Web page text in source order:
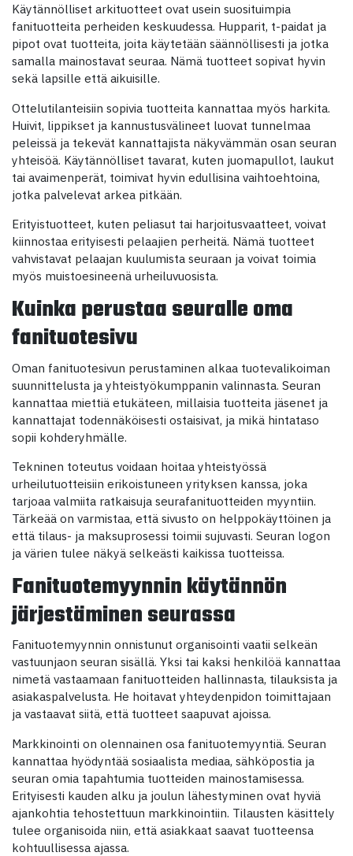
Käytännölliset arkituotteet ovat usein suosituimpia
fanituotteita perheiden keskuudessa. Hupparit, t-paidat ja
pipot ovat tuotteita, joita käytetään säännöllisesti ja jotka
samalla mainostavat seuraa. Nämä tuotteet sopivat hyvin
sekä lapsille että aikuisille.
Ottelutilanteisiin sopivia tuotteita kannattaa myös harkita.
Huivit, lippikset ja kannustusvälineet luovat tunnelmaa
peleissä ja tekevät kannattajista näkyvämmän osan seuran
yhteisöä. Käytännölliset tavarat, kuten juomapullot, laukut
tai avaimenperät, toimivat hyvin edullisina vaihtoehtoina,
jotka palvelevat arkea pitkään.
Erityistuotteet, kuten peliasut tai harjoitusvaatteet, voivat
kiinnostaa erityisesti pelaajien perheitä. Nämä tuotteet
vahvistavat pelaajan kuulumista seuraan ja voivat toimia
myös muistoesineenä urheiluvuosista.
Kuinka perustaa seuralle oma
fanituotesivu
Oman fanituotesivun perustaminen alkaa tuotevalikoiman
suunnittelusta ja yhteistyökumppanin valinnasta. Seuran
kannattaa miettiä etukäteen, millaisia tuotteita jäsenet ja
kannattajat todennäköisesti ostaisivat, ja mikä hintataso
sopii kohderyhmälle.
Tekninen toteutus voidaan hoitaa yhteistyössä
urheilutuotteisiin erikoistuneen yrityksen kanssa, joka
tarjoaa valmiita ratkaisuja seurafanituotteiden myyntiin.
Tärkeää on varmistaa, että sivusto on helppokäyttöinen ja
että tilaus- ja maksuprosessi toimii sujuvasti. Seuran logon
ja värien tulee näkyä selkeästi kaikissa tuotteissa.
Fanituotemyynnin käytännön
järjestäminen seurassa
Fanituotemyynnin onnistunut organisointi vaatii selkeän
vastuunjaon seuran sisällä. Yksi tai kaksi henkilöä kannattaa
nimetä vastaamaan fanituotteiden hallinnasta, tilauksista ja
asiakaspalvelusta. He hoitavat yhteydenpidon toimittajaan
ja vastaavat siitä, että tuotteet saapuvat ajoissa.
Markkinointi on olennainen osa fanituotemyyntiä. Seuran
kannattaa hyödyntää sosiaalista mediaa, sähköpostia ja
seuran omia tapahtumia tuotteiden mainostamisessa.
Erityisesti kauden alku ja joulun lähestyminen ovat hyviä
ajankohtia tehostettuun markkinointiin. Tilausten käsittely
tulee organisoida niin, että asiakkaat saavat tuotteensa
kohtuullisessa ajassa.